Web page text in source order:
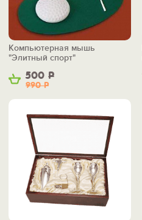
500 Р
990Р
Компьютерная мышь
"Элитный спорт"